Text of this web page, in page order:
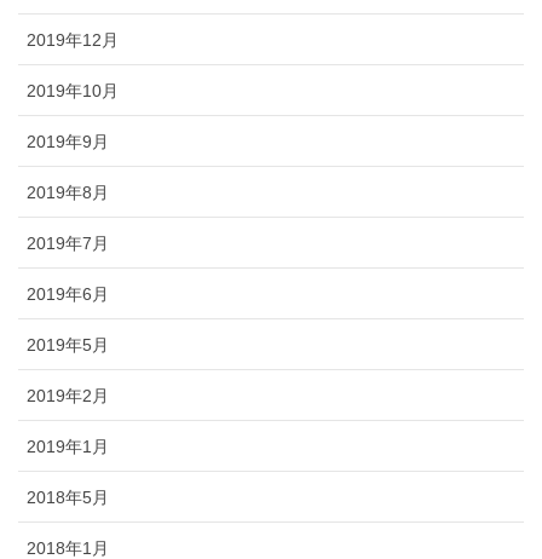
2019年12月
2019年10月
2019年9月
2019年8月
2019年7月
2019年6月
2019年5月
2019年2月
2019年1月
2018年5月
2018年1月